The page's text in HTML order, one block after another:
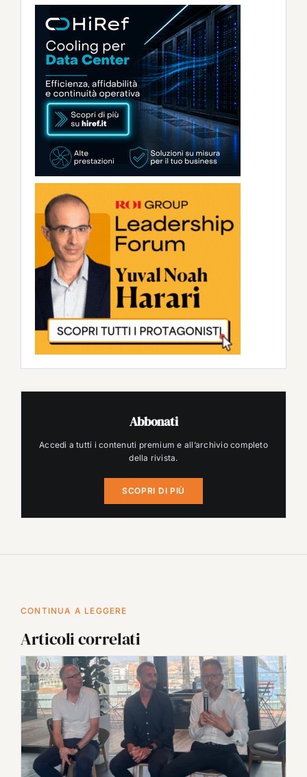
Abbonati
Accedi a tutti i contenuti premium e all’archivio completo
della rivista.
SCOPRI DI PIÙ
CONTINUA A LEGGERE
Articoli correlati